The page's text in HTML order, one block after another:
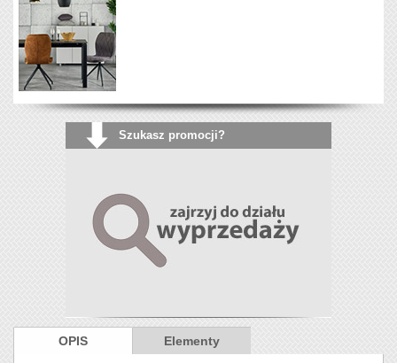
Szukasz promocji?
OPIS Elementy